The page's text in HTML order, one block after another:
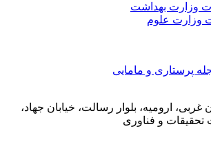
وزارت بهداشت
علوم
پرستاری و مامایی
غربی، ارومیه، بلوار رسالت، خیابان جهاد،
و فناوری